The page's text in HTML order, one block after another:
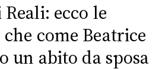
ecco le
come Beatrice
un abito da sposa